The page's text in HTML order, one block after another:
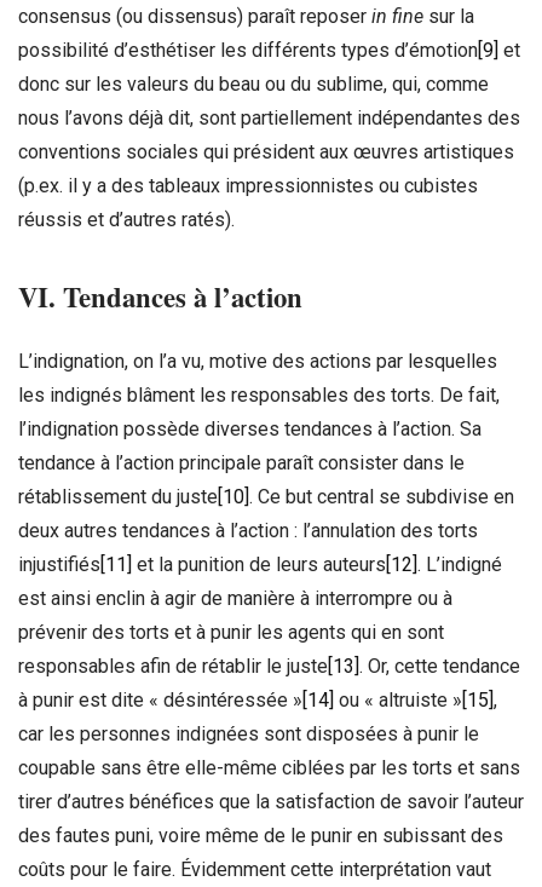
consensus (ou dissensus) paraît reposer in fine sur la
possibilité d’esthétiser les différents types d’émotion[9] et
donc sur les valeurs du beau ou du sublime, qui, comme
nous l’avons déjà dit, sont partiellement indépendantes des
conventions sociales qui président aux œuvres artistiques
(p.ex. il y a des tableaux impressionnistes ou cubistes
réussis et d’autres ratés).
VI. Tendances à l’action
L’indignation, on l’a vu, motive des actions par lesquelles
les indignés blâment les responsables des torts. De fait,
l’indignation possède diverses tendances à l’action. Sa
tendance à l’action principale paraît consister dans le
rétablissement du juste[10]. Ce but central se subdivise en
deux autres tendances à l’action : l’annulation des torts
injustifiés[11] et la punition de leurs auteurs[12]. L’indigné
est ainsi enclin à agir de manière à interrompre ou à
prévenir des torts et à punir les agents qui en sont
responsables afin de rétablir le juste[13]. Or, cette tendance
à punir est dite « désintéressée »[14] ou « altruiste »[15],
car les personnes indignées sont disposées à punir le
coupable sans être elle-même ciblées par les torts et sans
tirer d’autres bénéfices que la satisfaction de savoir l’auteur
des fautes puni, voire même de le punir en subissant des
coûts pour le faire. Évidemment cette interprétation vaut